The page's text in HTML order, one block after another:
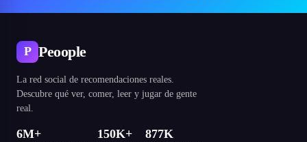
P Peoople
La red social de recomendaciones reales.
Descubre qué ver, comer, leer y jugar de gente
real.
6M+ 150K+ 877K